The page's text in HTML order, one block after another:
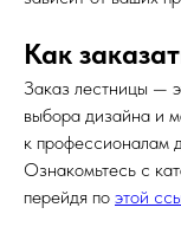
Как
Заказ лестницы —
выбора дизайна и
к профессионалам
Ознакомьтесь с
перейдя по этой